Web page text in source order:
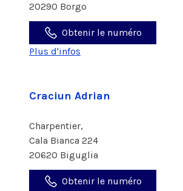
20290 Borgo
Obtenir le numéro
Plus d'infos
Craciun Adrian
Charpentier,
Cala Bianca 224
20620 Biguglia
Obtenir le numéro